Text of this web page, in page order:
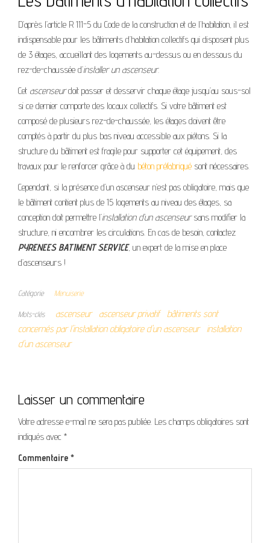
D’après l’article R 111-5 du Code de la construction et de l’habitation, il est
indispensable pour les bâtiments d’habitation collectifs qui disposent plus
de 3 étages, accueillant des logements au-dessus ou en dessous du
rez-de-chaussée d’installer un ascenseur.
Cet ascenseurdoit passer et desservir chaque étage jusqu’au sous-sol
si ce dernier comporte des locaux collectifs. Si votre bâtiment est
composé de plusieurs rez-de-chaussée, les étages doivent être
comptés à partir du plus bas niveau accessible aux piétons. Si la
structure du bâtiment est fragile pour supporter cet équipement, des
travaux pour le renforcer grâce à du béton préfabriqué sont nécessaires.
Cependant, si la présence d’un ascenseur n’est pas obligatoire, mais que
le bâtiment contient plus de 15 logements au niveau des étages, sa
conception doit permettre l’installation d’un ascenseursans modifier la
structure, ni encombrer les circulations. En cas de besoin, contactez
PYRENEES BATIMENT SERVICE, un expert de la mise en place
d’ascenseurs !
Catégorie Menuiserie
Mots-clés ascenseur ascenseur privatif
bâtiments sont
concernés par l'installation obligatoire d'un ascenseur
installation
d'un ascenseur
Laisser un commentaire
Votre adresse e-mail ne sera pas publiée. Les champs obligatoires sont
indiqués avec *
Commentaire *